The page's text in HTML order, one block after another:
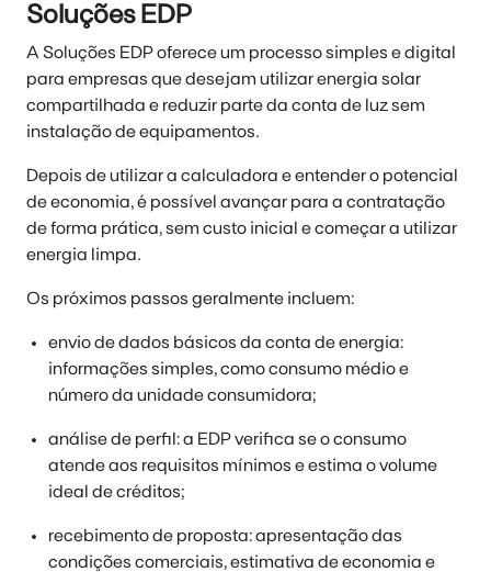
Soluções EDP
A Soluções EDP oferece um processo simples e digital
para empresas que desejam utilizar energia solar
compartilhada e reduzir parte da conta de luz sem
instalação de equipamentos.
Depois de utilizar a calculadora e entender o potencial
de economia, é possível avançar para a contratação
de forma prática, sem custo inicial e começar a utilizar
energia limpa.
Os próximos passos geralmente incluem:
envio de dados básicos da conta de energia:
informações simples, como consumo médio e
número da unidade consumidora;
análise de perfil: a EDP verifica se o consumo
atende aos requisitos mínimos e estima o volume
ideal de créditos;
recebimento de proposta: apresentação das
condições comerciais, estimativa de economia e